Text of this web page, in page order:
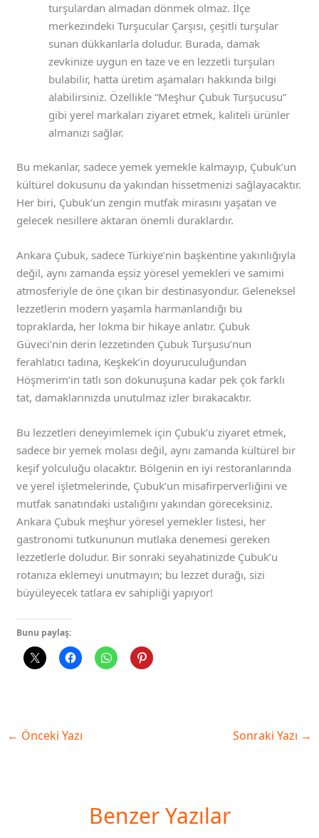
turşulardan almadan dönmek olmaz. İlçe
merkezindeki Turşucular Çarşısı, çeşitli turşular
sunan dükkanlarla doludur. Burada, damak
zevkinize uygun en taze ve en lezzetli turşuları
bulabilir, hatta üretim aşamaları hakkında bilgi
alabilirsiniz. Özellikle “Meşhur Çubuk Turşucusu”
gibi yerel markaları ziyaret etmek, kaliteli ürünler
almanızı sağlar.
Bu mekanlar, sadece yemek yemekle kalmayıp, Çubuk’un
kültürel dokusunu da yakından hissetmenizi sağlayacaktır.
Her biri, Çubuk’un zengin mutfak mirasını yaşatan ve
gelecek nesillere aktaran önemli duraklardır.
Ankara Çubuk, sadece Türkiye’nin başkentine yakınlığıyla
değil, aynı zamanda eşsiz yöresel yemekleri ve samimi
atmosferiyle de öne çıkan bir destinasyondur. Geleneksel
lezzetlerin modern yaşamla harmanlandığı bu
topraklarda, her lokma bir hikaye anlatır. Çubuk
Güveci’nin derin lezzetinden Çubuk Turşusu’nun
ferahlatıcı tadına, Keşkek’in doyuruculuğundan
Höşmerim’in tatlı son dokunuşuna kadar pek çok farklı
tat, damaklarınızda unutulmaz izler bırakacaktır.
Bu lezzetleri deneyimlemek için Çubuk’u ziyaret etmek,
sadece bir yemek molası değil, aynı zamanda kültürel bir
keşif yolculuğu olacaktır. Bölgenin en iyi restoranlarında
ve yerel işletmelerinde, Çubuk’un misafirperverliğini ve
mutfak sanatındaki ustalığını yakından göreceksiniz.
Ankara Çubuk meşhur yöresel yemekler listesi, her
gastronomi tutkununun mutlaka denemesi gereken
lezzetlerle doludur. Bir sonraki seyahatinizde Çubuk’u
rotanıza eklemeyi unutmayın; bu lezzet durağı, sizi
büyüleyecek tatlara ev sahipliği yapıyor!
Bunu paylaş:
← Önceki Yazı Sonraki Yazı →
Benzer Yazılar